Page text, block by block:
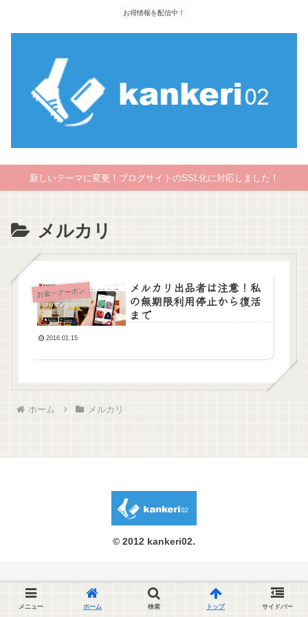
お得情報を配信中！
新しいテーマに変更！ブログサイトのSSL化に対応しました！
メルカリ
お金・クーポン
メルカリ出品者は注意！私
の無期限利用停止から復活
まで
2016.01.15
ホーム メルカリ
© 2012 kankeri02.
メニュー ホーム 検索 トップ サイドバー